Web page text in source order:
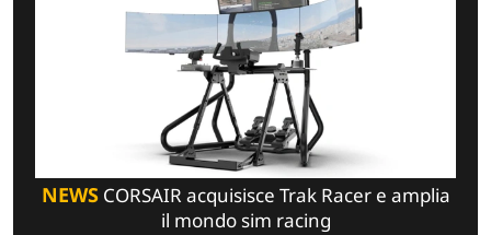
NEWSCORSAIR acquisisce Trak Racer e amplia
il mondo sim racing